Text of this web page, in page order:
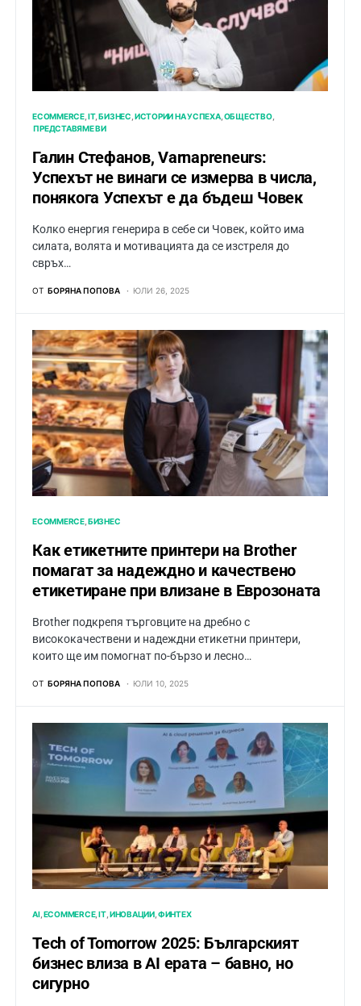
ECOMMERCE IT БИЗНЕС ИСТОРИИ НА УСПЕХА ОБЩЕСТВО
ПРЕДСТАВЯМЕ ВИ
Галин Стефанов, Varnapreneurs:
Успехът не винаги се измерва в числа,
понякога Успехът е да бъдеш Човек
Колко енергия генерира в себе си Човек, който има
силата, волята и мотивацията да се изстреля до
свръх…
ОТ БОРЯНА ПОПОВА ЮЛИ 26, 2025
ECOMMERCE БИЗНЕС
Как етикетните принтери на Brother
помагат за надеждно и качествено
етикетиране при влизане в Еврозоната
Brother подкрепя търговците на дребно с
висококачествени и надеждни етикетни принтери,
които ще им помогнат по-бързо и лесно…
ОТ БОРЯНА ПОПОВА ЮЛИ 10, 2025
AI ECOMMERCE IT ИНОВАЦИИ ФИНТЕХ
Tech of Tomorrow 2025: Българският
бизнес влиза в AI ерата – бавно, но
сигурно